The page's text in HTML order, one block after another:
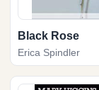
Black Rose
Erica Spindler